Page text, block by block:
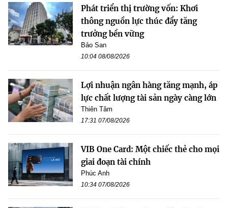
Phát triển thị trường vốn: Khơi
thông nguồn lực thúc đẩy tăng
trưởng bền vững
Bảo San
10:04 08/08/2026
Lợi nhuận ngân hàng tăng mạnh, áp
lực chất lượng tài sản ngày càng lớn
Thiên Tâm
17:31 07/08/2026
VIB One Card: Một chiếc thẻ cho mọi
giai đoạn tài chính
Phúc Anh
10:34 07/08/2026